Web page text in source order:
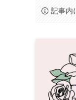
記事内